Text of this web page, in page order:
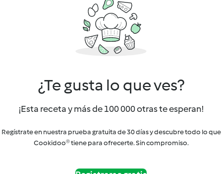
¿Te gusta lo que ves?
¡Esta receta y más de 100 000 otras te esperan!
Regístrate en nuestra prueba gratuita de 30 días y descubre todo lo que
Cookidoo® tiene para ofrecerte. Sin compromiso.